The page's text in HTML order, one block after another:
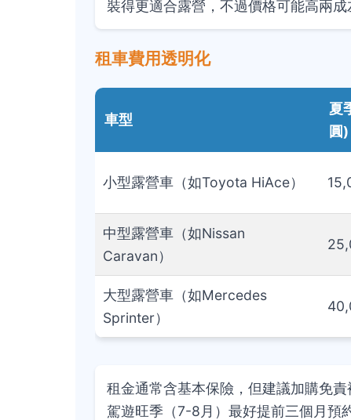
裝得更適合露營，不過價格可能高兩成
租車費用透明化
車型
夏
圓)
小型露營車（如Toyota HiAce）
中型露營車（如Nissan
Caravan）
大型露營車（如Mercedes
Sprinter）
租金通常含基本保險，但建議加購免
駕遊旺季（7-8月）最好提前三個月預